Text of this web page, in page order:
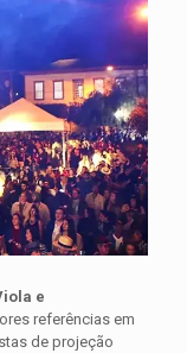
e
referências em
de projeção